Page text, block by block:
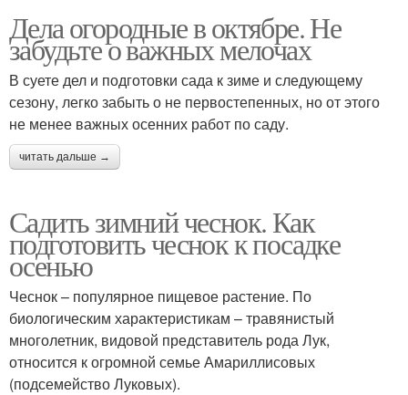
Дела огородные в октябре. Не
забудьте о важных мелочах
В суете дел и подготовки сада к зиме и следующему
сезону, легко забыть о не первостепенных, но от этого
не менее важных осенних работ по саду.
читать дальше →
Садить зимний чеснок. Как
подготовить чеснок к посадке
осенью
Чеснок – популярное пищевое растение. По
биологическим характеристикам – травянистый
многолетник, видовой представитель рода Лук,
относится к огромной семье Амариллисовых
(подсемейство Луковых).